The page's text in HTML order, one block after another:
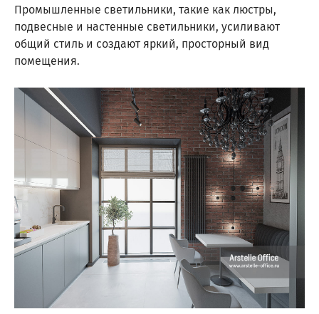
Промышленные светильники, такие как люстры,
подвесные и настенные светильники, усиливают
общий стиль и создают яркий, просторный вид
помещения.